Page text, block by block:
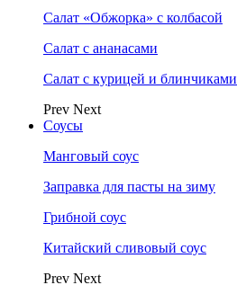
Салат «Обжорка» с колбасой
Салат с ананасами
Салат с курицей и блинчиками
Prev Next
Соусы
Манговый соус
Заправка для пасты на зиму
Грибной соус
Китайский сливовый соус
Prev Next